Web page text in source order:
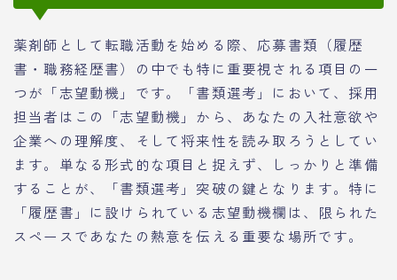
薬剤師として転職活動を始める際、応募書類（履歴
書・職務経歴書）の中でも特に重要視される項目の一
つが「志望動機」です。「書類選考」において、採用
担当者はこの「志望動機」から、あなたの入社意欲や
企業への理解度、そして将来性を読み取ろうとしてい
ます。単なる形式的な項目と捉えず、しっかりと準備
することが、「書類選考」突破の鍵となります。特に
「履歴書」に設けられている志望動機欄は、限られた
スペースであなたの熱意を伝える重要な場所です。